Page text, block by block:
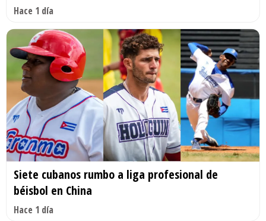
Hace 1 día
Siete cubanos rumbo a liga profesional de
béisbol en China
Hace 1 día